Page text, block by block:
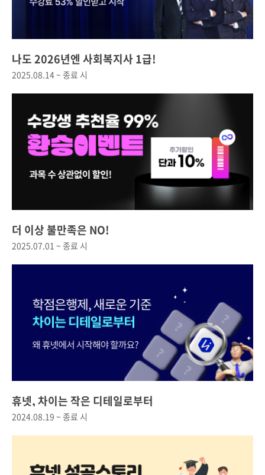
나도 2026년엔 사회복지사 1급!
2025.08.14 ~ 종료 시
더 이상 불만족은 NO!
2025.07.01 ~ 종료 시
휴넷, 차이는 작은 디테일로부터
2024.08.19 ~ 종료 시